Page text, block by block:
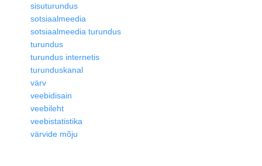
sisuturundus
sotsiaalmeedia
sotsiaalmeedia turundus
turundus
turundus internetis
turunduskanal
värv
veebidisain
veebileht
veebistatistika
värvide mõju